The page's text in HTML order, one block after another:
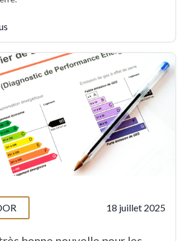
18 juillet 2025